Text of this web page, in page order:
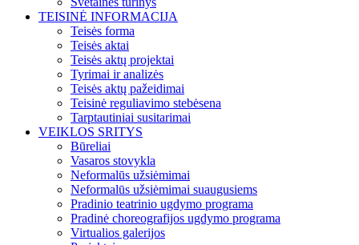
TEISINĖ INFORMACIJA
Teisės forma
Teisės aktai
Teisės aktų projektai
Tyrimai ir analizės
Teisės aktų pažeidimai
Teisinė reguliavimo stebėsena
Tarptautiniai susitarimai
VEIKLOS SRITYS
Būreliai
Vasaros stovykla
Neformalūs užsiėmimai
Neformalūs užsiėmimai suaugusiems
Pradinio teatrinio ugdymo programa
Pradinė choreografijos ugdymo programa
Virtualios galerijos